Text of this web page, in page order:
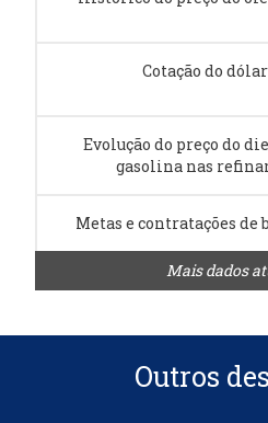
Cotação do dólar
Evolução do preço do
gasolina nas
Metas e contratações de
Mais dados
Outros